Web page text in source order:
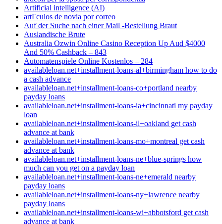
Artificial intelligence (AI)
artГ­culos de novia por correo
Auf der Suche nach einer Mail -Bestellung Braut
Auslandische Brute
Australia Ozwin Online Casino Reception Up Aud $4000
And 50% Cashback – 843
Automatenspiele Online Kostenlos – 284
availableloan.net+installment-loans-al+birmingham how to do
a cash advance
availableloan.net+installment-loans-co+portland nearby
payday loans
availableloan.net+installment-loans-ia+cincinnati my payday
loan
availableloan.net+installment-loans-il+oakland get cash
advance at bank
availableloan.net+installment-loans-mo+montreal get cash
advance at bank
availableloan.net+installment-loans-ne+blue-springs how
much can you get on a payday loan
availableloan.net+installment-loans-ne+emerald nearby
payday loans
availableloan.net+installment-loans-ny+lawrence nearby
payday loans
availableloan.net+installment-loans-wi+abbotsford get cash
advance at bank